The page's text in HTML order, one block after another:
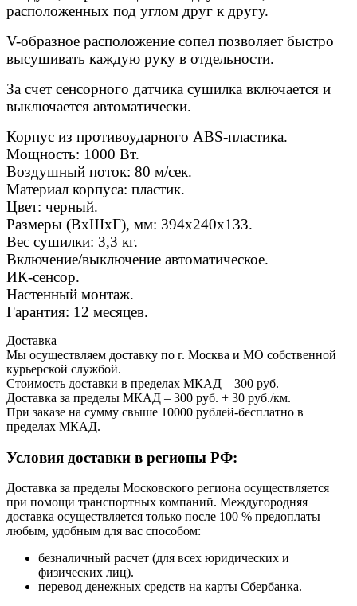
расположенных под углом друг к другу.
V-образное расположение сопел позволяет быстро
высушивать каждую руку в отдельности.
За счет сенсорного датчика сушилка включается и
выключается автоматически.
Корпус из противоударного ABS-пластика.
Мощность: 1000 Вт.
Воздушный поток: 80 м/сек.
Материал корпуса: пластик.
Цвет: черный.
Размеры (ВхШхГ), мм: 394х240х133.
Вес сушилки: 3,3 кг.
Включение/выключение автоматическое.
ИК-сенсор.
Настенный монтаж.
Гарантия: 12 месяцев.
Доставка
Мы осуществляем доставку по г. Москва и МО собственной
курьерской службой.
Стоимость доставки в пределах МКАД – 300 руб.
Доставка за пределы МКАД – 300 руб. + 30 руб./км.
При заказе на сумму свыше 10000 рублей-бесплатно в
пределах МКАД.
Условия доставки в регионы РФ:
Доставка за пределы Московского региона осуществляется
при помощи транспортных компаний. Междугородняя
доставка осуществляется только после 100 % предоплаты
любым, удобным для вас способом:
безналичный расчет (для всех юридических и
физических лиц).
перевод денежных средств на карты Сбербанка.